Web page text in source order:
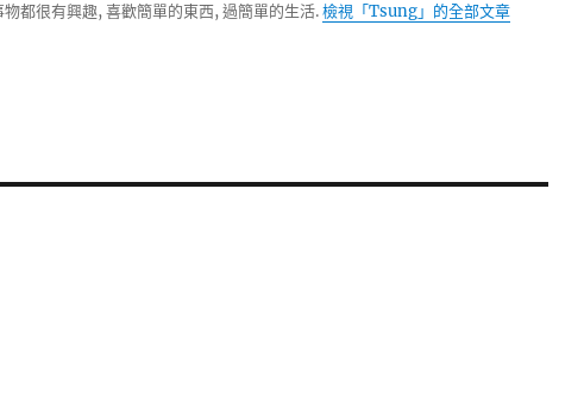
都很有興趣, 喜歡簡單的東西, 過簡單的生活.檢視「Tsung」的全部文章